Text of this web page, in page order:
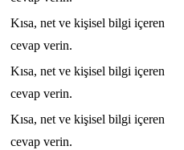
Kısa, net ve kişisel bilgi içeren
cevap verin.
Kısa, net ve kişisel bilgi içeren
cevap verin.
Kısa, net ve kişisel bilgi içeren
cevap verin.